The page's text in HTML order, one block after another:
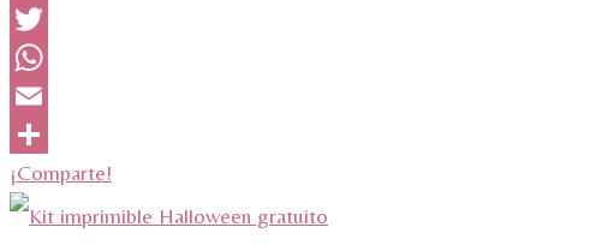
Facebook
Twitter
WhatsApp
Email
¡Comparte!